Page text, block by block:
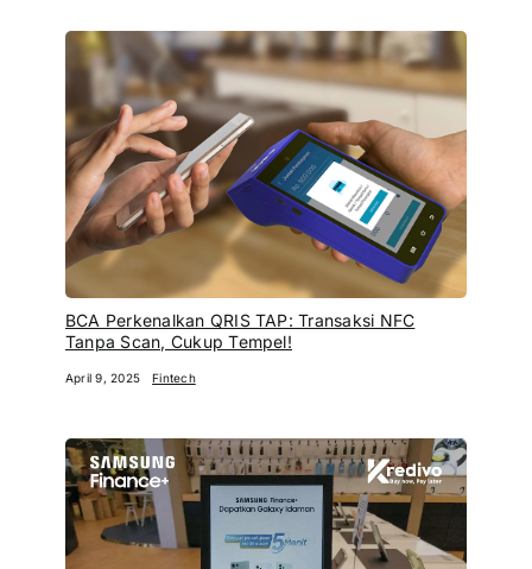
BCA Perkenalkan QRIS TAP: Transaksi NFC
Tanpa Scan, Cukup Tempel!
April 9, 2025 Fintech